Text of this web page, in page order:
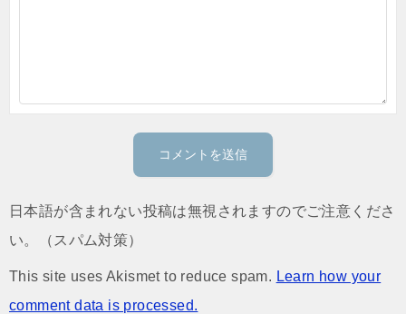
日本語が含まれない投稿は無視されますのでご注意くださ
い。（スパム対策）
This site uses Akismet to reduce spam. Learn how your
comment data is processed.